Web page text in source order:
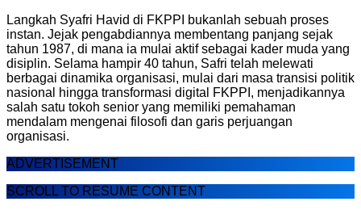
Langkah Syafri Havid di FKPPI bukanlah sebuah proses
instan. Jejak pengabdiannya membentang panjang sejak
tahun 1987, di mana ia mulai aktif sebagai kader muda yang
disiplin. Selama hampir 40 tahun, Safri telah melewati
berbagai dinamika organisasi, mulai dari masa transisi politik
nasional hingga transformasi digital FKPPI, menjadikannya
salah satu tokoh senior yang memiliki pemahaman
mendalam mengenai filosofi dan garis perjuangan
organisasi.
ADVERTISEMENT
SCROLL TO RESUME CONTENT